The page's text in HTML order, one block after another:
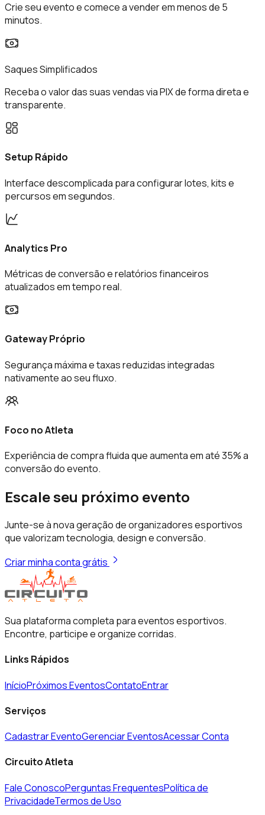
Crie seu evento e comece a vender em menos de 5
minutos.
Saques Simplificados
Receba o valor das suas vendas via PIX de forma direta e
transparente.
Setup Rápido
Interface descomplicada para configurar lotes, kits e
percursos em segundos.
Analytics Pro
Métricas de conversão e relatórios financeiros
atualizados em tempo real.
Gateway Próprio
Segurança máxima e taxas reduzidas integradas
nativamente ao seu fluxo.
Foco no Atleta
Experiência de compra fluida que aumenta em até 35% a
conversão do evento.
Escale seu próximo evento
Junte-se à nova geração de organizadores esportivos
que valorizam tecnologia, design e conversão.
Criar minha conta grátis
Sua plataforma completa para eventos esportivos.
Encontre, participe e organize corridas.
Links Rápidos
InícioPróximos EventosContatoEntrar
Serviços
Cadastrar EventoGerenciar EventosAcessar Conta
Circuito Atleta
Fale ConoscoPerguntas FrequentesPolítica de
PrivacidadeTermos de Uso